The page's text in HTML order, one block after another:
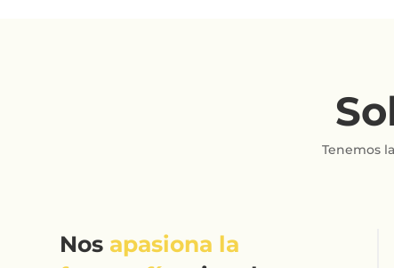
Tenemos
Nos apasiona la